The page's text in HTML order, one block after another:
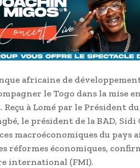
africaine de
le Togo dans la mise
à Lomé par le Président
le président de la BAD, Sidi
macroéconomiques du pays
réformes économiques,
international (FMI).